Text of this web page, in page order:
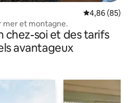
Évaluation
4,86 (85)
mer et montagne.
chez-soi et des tarifs
avantageux